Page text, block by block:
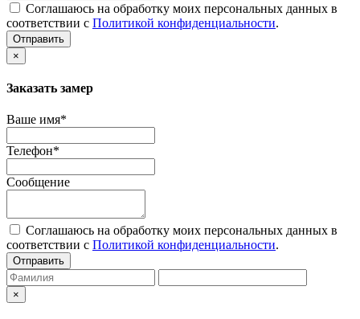
Соглашаюсь на обработку моих персональных данных в
соответствии с Политикой конфиденциальности.
Отправить
×
Заказать замер
Ваше имя*
Телефон*
Сообщение
Соглашаюсь на обработку моих персональных данных в
соответствии с Политикой конфиденциальности.
Отправить
×